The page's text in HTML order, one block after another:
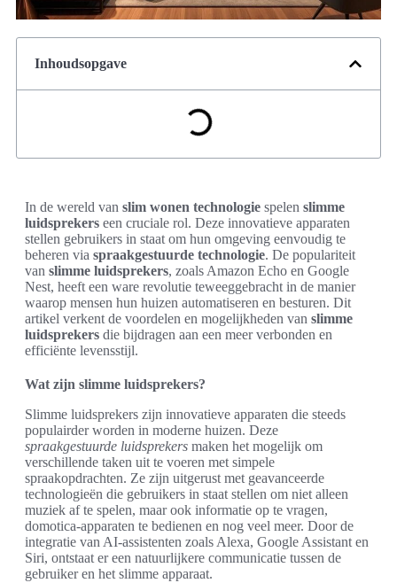
Inhoudsopgave
In de wereld van slim wonen technologie spelen slimme
luidsprekers een cruciale rol. Deze innovatieve apparaten
stellen gebruikers in staat om hun omgeving eenvoudig te
beheren via spraakgestuurde technologie. De populariteit
van slimme luidsprekers, zoals Amazon Echo en Google
Nest, heeft een ware revolutie teweeggebracht in de manier
waarop mensen hun huizen automatiseren en besturen. Dit
artikel verkent de voordelen en mogelijkheden van slimme
luidsprekers die bijdragen aan een meer verbonden en
efficiënte levensstijl.
Wat zijn slimme luidsprekers?
Slimme luidsprekers zijn innovatieve apparaten die steeds
populairder worden in moderne huizen. Deze
spraakgestuurde luidsprekers maken het mogelijk om
verschillende taken uit te voeren met simpele
spraakopdrachten. Ze zijn uitgerust met geavanceerde
technologieën die gebruikers in staat stellen om niet alleen
muziek af te spelen, maar ook informatie op te vragen,
domotica-apparaten te bedienen en nog veel meer. Door de
integratie van AI-assistenten zoals Alexa, Google Assistant en
Siri, ontstaat er een natuurlijkere communicatie tussen de
gebruiker en het slimme apparaat.